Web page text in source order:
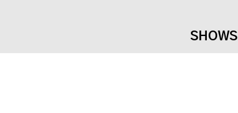
SHOWS